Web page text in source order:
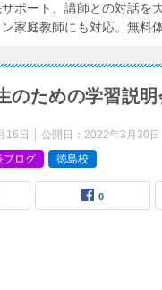
ポート。講師との対話を
家庭教師にも対応。無料
のための学習説明
16日 公開日： 2022年3月30日
ブログ 徳島校
0